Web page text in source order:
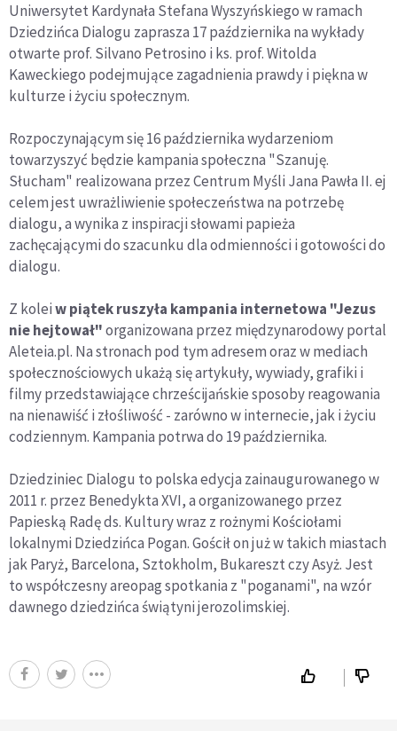
Uniwersytet Kardynała Stefana Wyszyńskiego w ramach
Dziedzińca Dialogu zaprasza 17 października na wykłady
otwarte prof. Silvano Petrosino i ks. prof. Witolda
Kaweckiego podejmujące zagadnienia prawdy i piękna w
kulturze i życiu społecznym.
Rozpoczynającym się 16 października wydarzeniom
towarzyszyć będzie kampania społeczna "Szanuję.
Słucham" realizowana przez Centrum Myśli Jana Pawła II. ej
celem jest uwrażliwienie społeczeństwa na potrzebę
dialogu, a wynika z inspiracji słowami papieża
zachęcającymi do szacunku dla odmienności i gotowości do
dialogu.
Z koleiw piątek ruszyła kampania internetowa "Jezus
nie hejtował"organizowana przez międzynarodowy portal
Aleteia.pl. Na stronach pod tym adresem oraz w mediach
społecznościowych ukażą się artykuły, wywiady, grafiki i
filmy przedstawiające chrześcijańskie sposoby reagowania
na nienawiść i złośliwość - zarówno w internecie, jak i życiu
codziennym. Kampania potrwa do 19 października.
Dziedziniec Dialogu to polska edycja zainaugurowanego w
2011 r. przez Benedykta XVI, a organizowanego przez
Papieską Radę ds. Kultury wraz z rożnymi Kościołami
lokalnymi Dziedzińca Pogan. Gościł on już w takich miastach
jak Paryż, Barcelona, Sztokholm, Bukareszt czy Asyż. Jest
to współczesny areopag spotkania z "poganami", na wzór
dawnego dziedzińca świątyni jerozolimskiej.